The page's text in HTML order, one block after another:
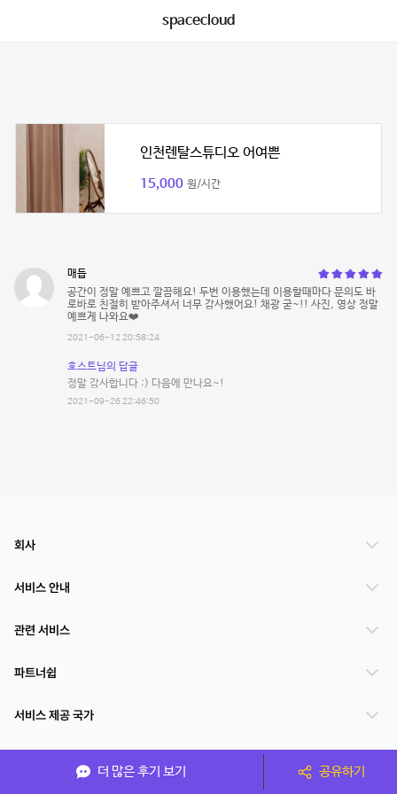
spacecloud
인천렌탈스튜디오 어여쁜
15,000 원/시간
매듭
공간이 정말 예쁘고 깔끔해요! 두번 이용했는데 이용할때마다 문의도 바
로바로 친절히 받아주셔서 너무 감사했어요! 채광 굳~!! 사진, 영상 정말
예쁘게 나와요❤️
2021-06-12 20:58:24
호스트님의 답글
정말 감사합니다 :) 다음에 만나요~!
2021-09-26 22:46:50
더 많은 후기 보기 공유하기
회사
서비스 안내
관련 서비스
파트너쉽
서비스 제공 국가
(주)NSPACE 사업자정보